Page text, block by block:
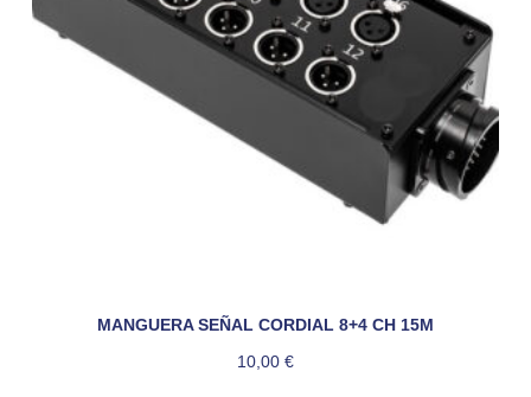
MANGUERA SEÑAL CORDIAL 8+4 CH 15M
10,00 €